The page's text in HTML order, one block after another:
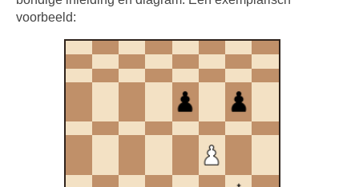
voorbeeld: